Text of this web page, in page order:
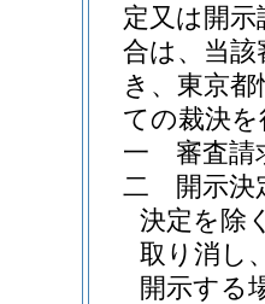
定又は開
合は、当
き、東京
ての裁決
一
審査請
二
開示決
決定を除
取り消し
開示する